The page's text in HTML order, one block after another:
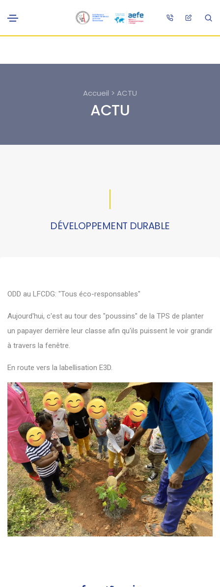
Accueil > ACTU
ACTU
DÉVELOPPEMENT DURABLE
ODD au LFCDG: "Tous éco-responsables"
Aujourd'hui, c'est au tour des "poussins" de la TPS de planter
un papayer derrière leur classe afin qu'ils puissent le voir grandir
à travers la fenêtre.
En route vers la labellisation E3D.